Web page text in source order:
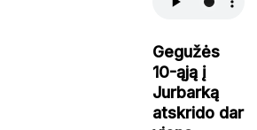
Gegužės
10-ąją į
Jurbarką
atskrido dar